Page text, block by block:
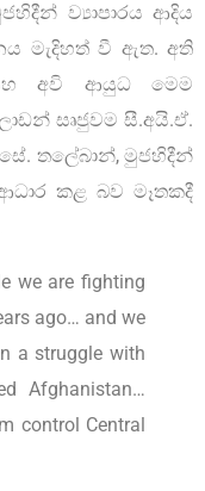
ව්‍යාපාරය ආදිය
මැදිහත් වී ඇත. අති
අවි ආයුධ මෙම
සෘජුවම සී.අයි.ඒ.
තලේබාන්, මුජහිදීන්
කළ බව මෑතකදී
we are fighting
ago… and we
a struggle with
Afghanistan…
control Central